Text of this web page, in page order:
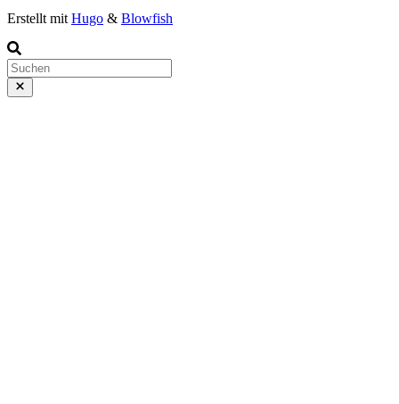
Erstellt mit Hugo & Blowfish